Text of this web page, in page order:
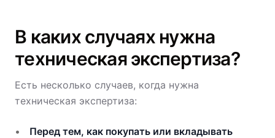
В каких случаях нужна
техническая экспертиза?
Есть несколько случаев, когда нужна
техническая экспертиза:
Перед тем, как покупать или вкладывать